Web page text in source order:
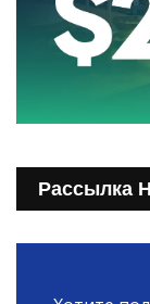
Рассылка